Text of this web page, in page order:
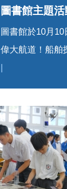
圖書館於10月
偉大航道！船舶
|